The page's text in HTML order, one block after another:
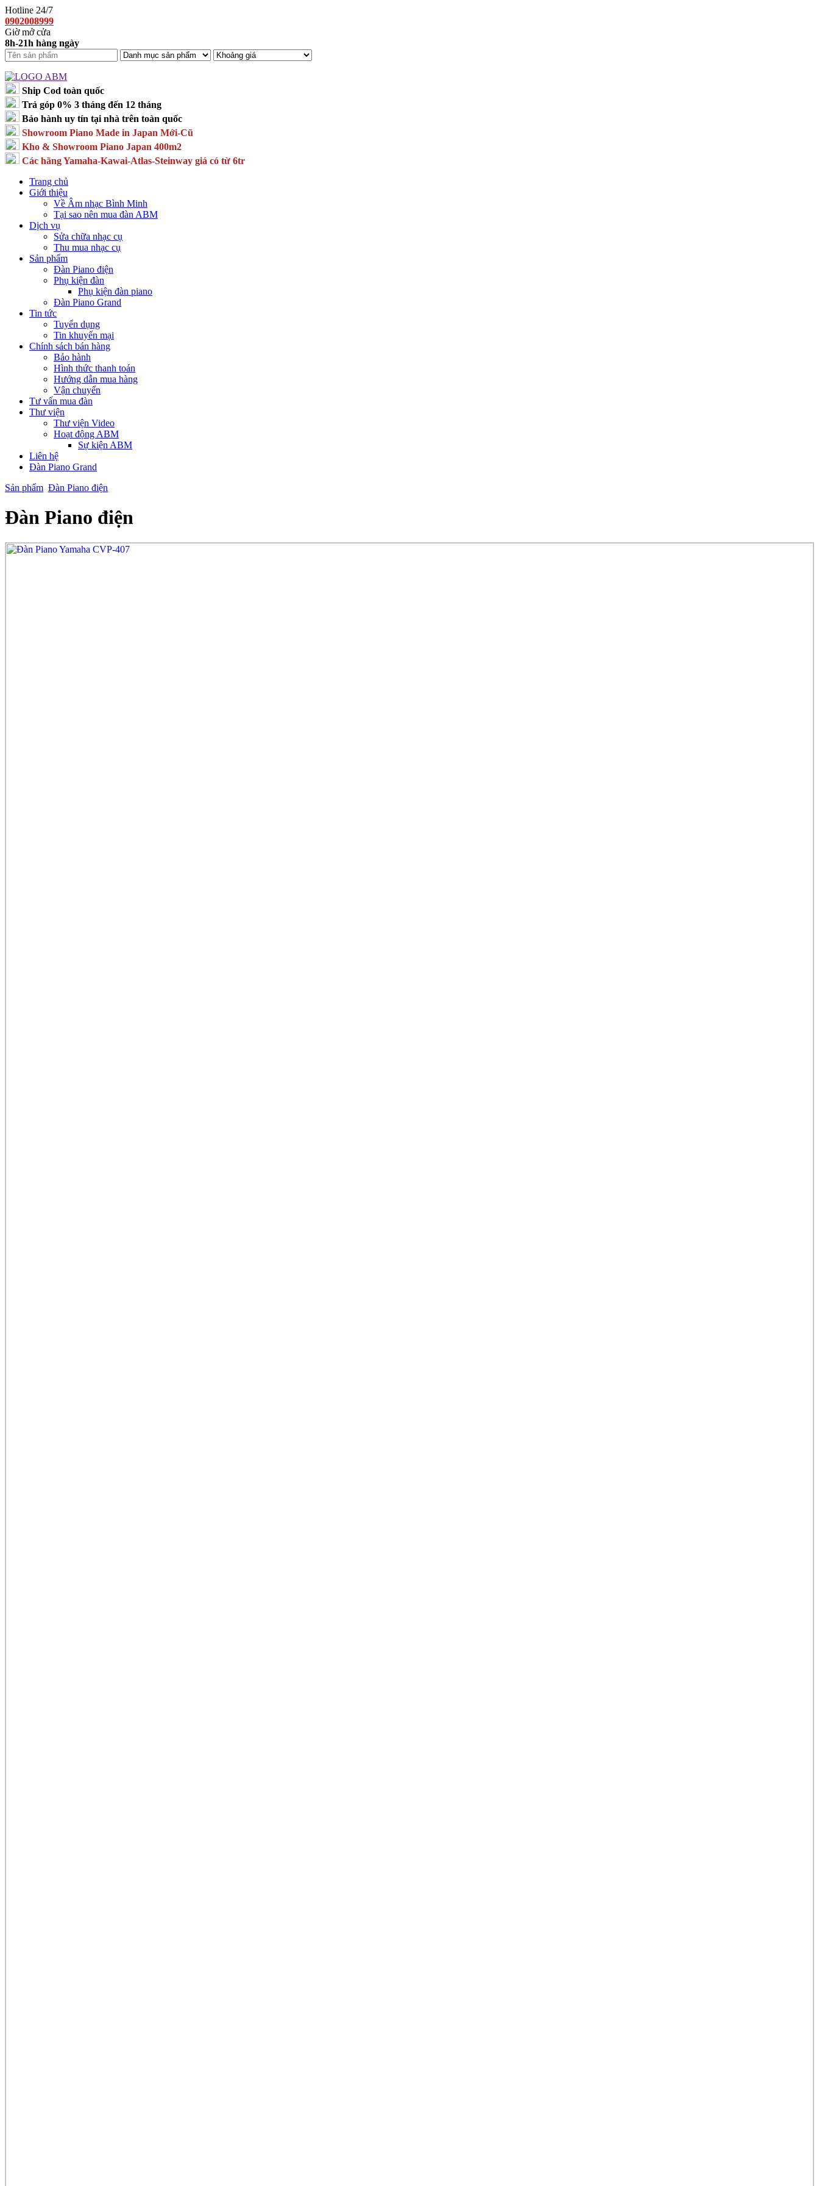
Hotline 24/7
0902008999
Giờ mở cửa
8h-21h hàng ngày
Ship Cod toàn quốc
Trả góp 0% 3 tháng đến 12 tháng
Bảo hành uy tín tại nhà trên toàn quốc
Showroom Piano Made in Japan Mới-Cũ
Kho & Showroom Piano Japan 400m2
Các hãng Yamaha-Kawai-Atlas-Steinway giá có từ 6tr
Trang chủ
Giới thiệu
Về Âm nhạc Bình Minh
Tại sao nên mua đàn ABM
Dịch vụ
Sửa chữa nhạc cụ
Thu mua nhạc cụ
Sản phẩm
Đàn Piano điện
Phụ kiện đàn
Phụ kiện đàn piano
Đàn Piano Grand
Tin tức
Tuyển dụng
Tin khuyến mại
Chính sách bán hàng
Bảo hành
Hình thức thanh toán
Hướng dẫn mua hàng
Vận chuyển
Tư vấn mua đàn
Thư viện
Thư viện Video
Hoạt động ABM
Sự kiện ABM
Liên hệ
Đàn Piano Grand
Sản phẩm Đàn Piano điện
Đàn Piano điện